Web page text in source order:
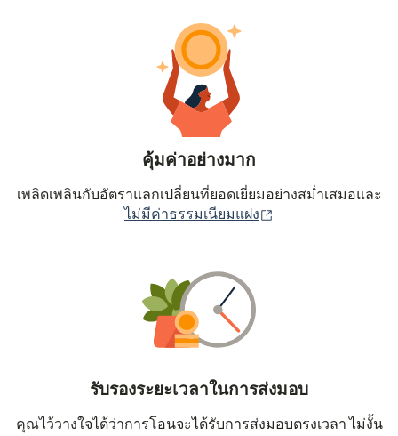
คุ้มค่าอย่างมาก
เพลิดเพลินกับอัตราแลกเปลี่ยนที่ยอดเยี่ยมอย่างสม่ำเสมอและ
ไม่มีค่าธรรมเนียมแฝง
รับรองระยะเวลาในการส่งมอบ
คุณไว้วางใจได้ว่าการโอนจะได้รับการส่งมอบตรงเวลา ไม่งั้น